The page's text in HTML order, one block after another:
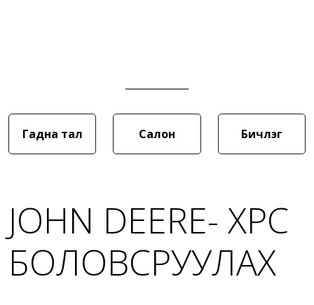
Гадна тал Салон Бичлэг
JOHN DEERE- ХӨРС
БОЛОВСРУУЛАХ